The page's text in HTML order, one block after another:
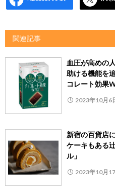
関連記事
血圧が高めの
助ける機能を
コレート効果
2023年10月6
新宿の百貨店
ケーキもある
ル」
2023年10月